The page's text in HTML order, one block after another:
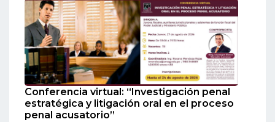
Conferencia virtual: “Investigación penal
estratégica y litigación oral en el proceso
penal acusatorio”